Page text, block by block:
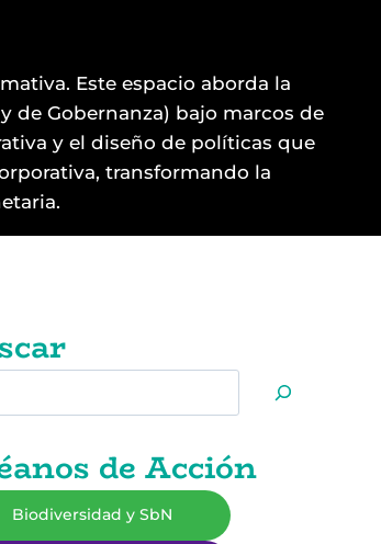
Este espacio aborda la
de Gobernanza) bajo marcos de
y el diseño de políticas que
transformando la
de Acción
Biodiversidad y SbN